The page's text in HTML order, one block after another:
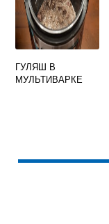
ГУЛЯШ В
МУЛЬТИВАРКЕ